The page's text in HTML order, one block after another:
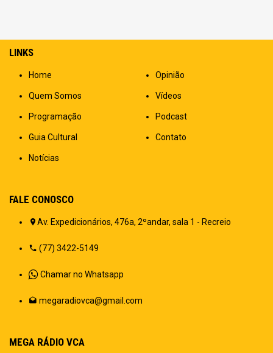
LINKS
Home
Quem Somos
Programação
Guia Cultural
Notícias
Opinião
Vídeos
Podcast
Contato
FALE CONOSCO
Av. Expedicionários, 476a, 2ºandar, sala 1 - Recreio
(77) 3422-5149
Chamar no Whatsapp
megaradiovca@gmail.com
MEGA RÁDIO VCA